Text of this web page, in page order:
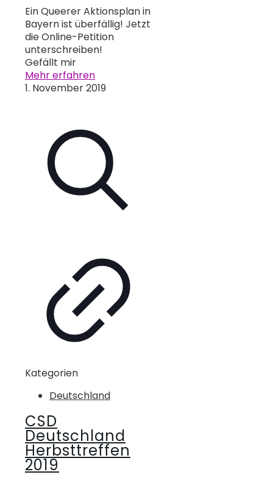
Ein Queerer Aktionsplan in
Bayern ist überfällig! Jetzt
die Online-Petition
unterschreiben!
Gefällt mir
Mehr erfahren
1. November 2019
Kategorien
Deutschland
CSD
Deutschland
Herbsttreffen
2019